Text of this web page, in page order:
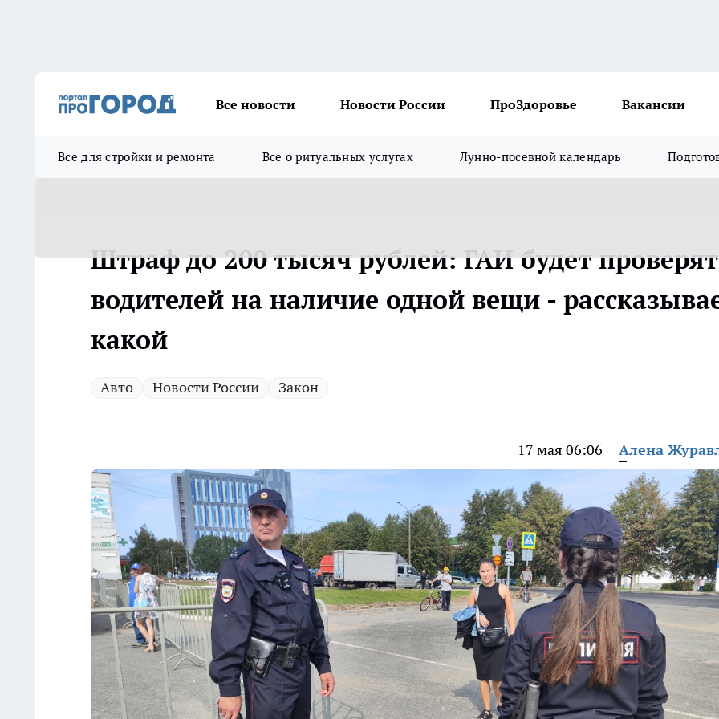
Все новости Новости России ПроЗдоровье Вакансии
Все для стройки и ремонта Все о ритуальных услугах Лунно-посевной календарь
Штраф до 200 тысяч рублей: ГАИ будет
водителей на наличие одной вещи -
какой
Авто Новости России Закон
17 мая 06:06 Алена